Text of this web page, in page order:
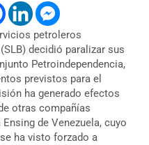
petroleros
decidió paralizar sus
Petroindependencia,
previstos para el
ha generado efectos
otras compañías
de Venezuela, cuyo
ha visto forzado a